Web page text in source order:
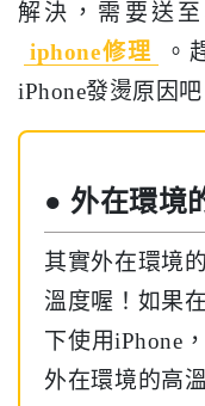
解決，需要送
iphone修理
。
iPhone發燙原因吧
● 外在環境
其實外在環境
溫度喔！如果
下使用iPhone
外在環境的高